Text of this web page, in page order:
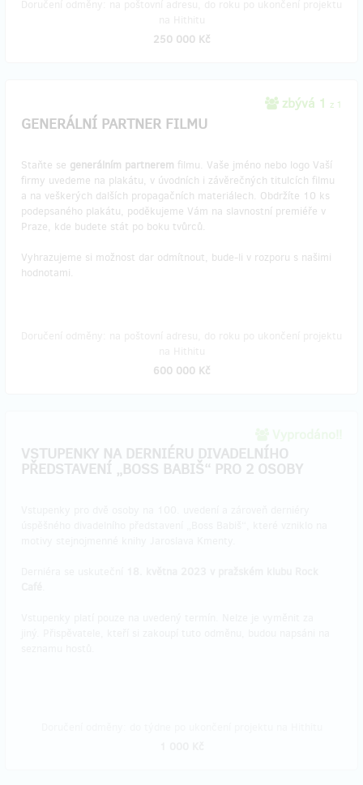
250 000 Kč
zbývá 1 z 1
GENERÁLNÍ PARTNER FILMU
Staňte se generálním partnerem filmu. Vaše jméno nebo logo Vaší
firmy uvedeme na plakátu, v úvodních i závěrečných titulcích filmu
a na veškerých dalších propagačních materiálech. Obdržíte 10 ks
podepsaného plakátu, poděkujeme Vám na slavnostní premiéře v
Praze, kde budete stát po boku tvůrců.
Vyhrazujeme si možnost dar odmítnout, bude-li v rozporu s našimi
hodnotami.
600 000 Kč
VSTUPENKY NA DERNIÉRU DIVADELNÍHO
PŘEDSTAVENÍ „BOSS BABIŠ“ PRO 2 OSOBY